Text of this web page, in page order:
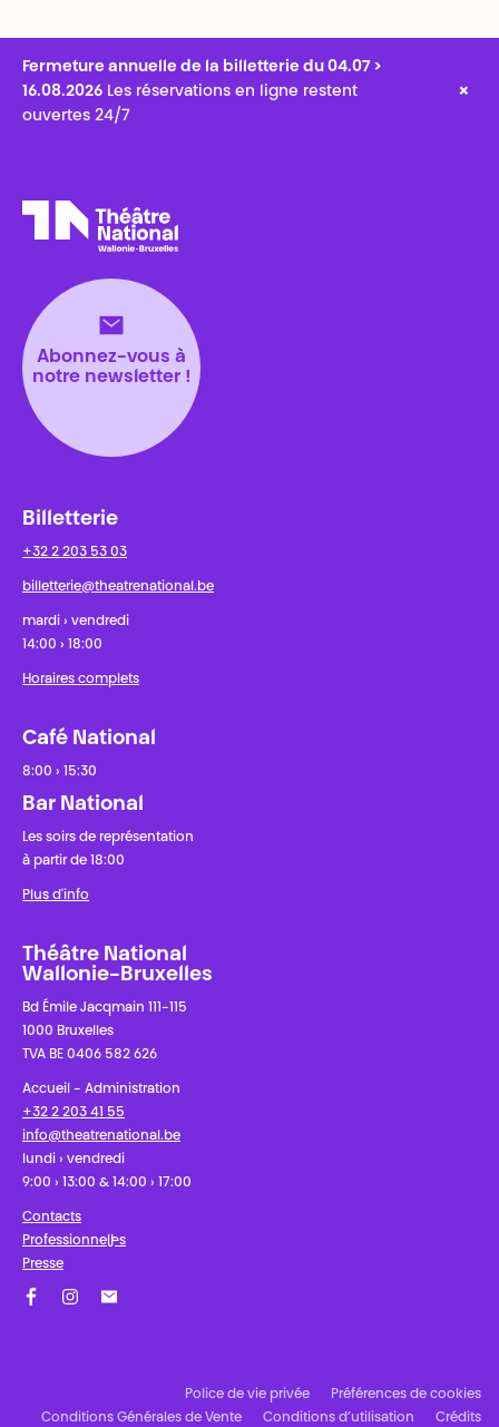
Fermeture annuelle de la billetterie du 04.07 >
16.08.2026 Les réservations en ligne restent
ouvertes 24/7
×
Abonnez-vous à
notre newsletter !
Billetterie
+32 2 203 53 03
billetterie@theatrenational.be
mardi › vendredi
14:00 › 18:00
Horaires complets
Café National
8:00 › 15:30
Bar National
Les soirs de représentation
à partir de 18:00
Plus d'info
Théâtre National
Wallonie-Bruxelles
Bd Émile Jacqmain 111-115
1000 Bruxelles
TVA BE 0406 582 626
Accueil - Administration
+32 2 203 41 55
info@theatrenational.be
lundi › vendredi
9:00 › 13:00 & 14:00 › 17:00
Contacts
Professionnel·les
Presse
Police de vie privée
Préférences de cookies
Conditions Générales de Vente
Conditions d’utilisation Crédits